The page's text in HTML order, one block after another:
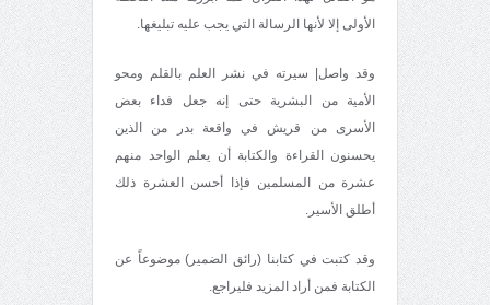
الأولى إلا لأنها الرسالة التي يجب عليه تبليغها.
وقد واصل| سيرته في نشر العلم بالقلم ومحو
الأمية من البشرية حتى إنه جعل فداء بعض
الأسرى من قريش في واقعة بدر من الذين
يحسنون القراءة والكتابة أن يعلم الواحد منهم
عشرة من المسلمين فإذا أحسن العشرة ذلك
أطلق الأسير.
وقد كتبت في كتابنا (رائق الضمير) موضوعاً عن
الكتابة فمن أراد المزيد فليراجع.